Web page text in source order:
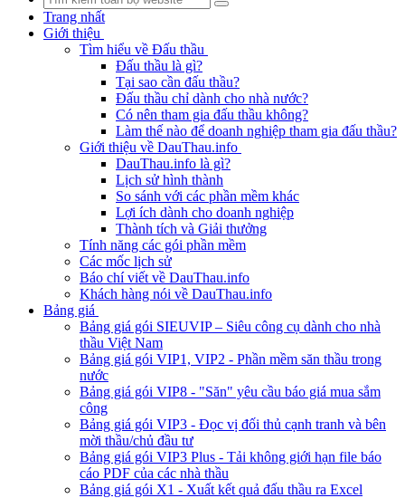
Trang nhất
Giới thiệu
Tìm hiểu về Đấu thầu
Đấu thầu là gì?
Tại sao cần đấu thầu?
Đấu thầu chỉ dành cho nhà nước?
Có nên tham gia đấu thầu không?
Làm thế nào để doanh nghiệp tham gia đấu thầu?
Giới thiệu về DauThau.info
DauThau.info là gì?
Lịch sử hình thành
So sánh với các phần mềm khác
Lợi ích dành cho doanh nghiệp
Thành tích và Giải thưởng
Tính năng các gói phần mềm
Các mốc lịch sử
Báo chí viết về DauThau.info
Khách hàng nói về DauThau.info
Bảng giá
Bảng giá gói SIEUVIP – Siêu công cụ dành cho nhà
thầu Việt Nam
Bảng giá gói VIP1, VIP2 - Phần mềm săn thầu trong
nước
Bảng giá gói VIP8 - "Săn" yêu cầu báo giá mua sắm
công
Bảng giá gói VIP3 - Đọc vị đối thủ cạnh tranh và bên
mời thầu/chủ đầu tư
Bảng giá gói VIP3 Plus - Tải không giới hạn file báo
cáo PDF của các nhà thầu
Bảng giá gói X1 - Xuất kết quả đấu thầu ra Excel